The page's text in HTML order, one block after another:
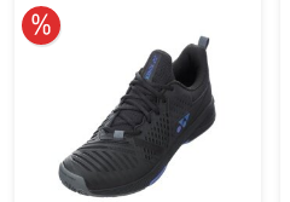
10% reduziert